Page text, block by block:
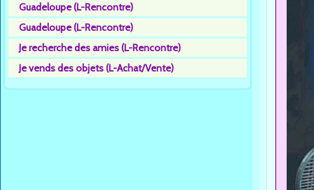
Guadeloupe (L-Rencontre)
Guadeloupe (L-Rencontre)
Je recherche des amies (L-Rencontre)
Je vends des objets (L-Achat/Vente)